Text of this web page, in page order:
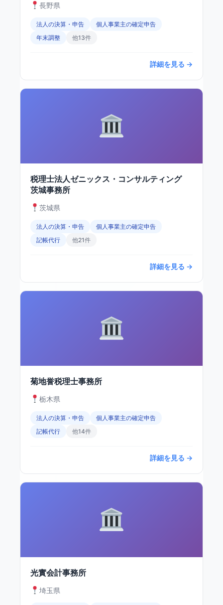
長野県
法人の決算・申告
個人事業主の確定申告
年末調整
他13件
詳細を見る →
税理士法人ゼニックス・コンサルティング
茨城事務所
茨城県
法人の決算・申告
個人事業主の確定申告
記帳代行
他21件
詳細を見る →
菊地誉税理士事務所
栃木県
法人の決算・申告
個人事業主の確定申告
記帳代行
他14件
詳細を見る →
光實会計事務所
埼玉県